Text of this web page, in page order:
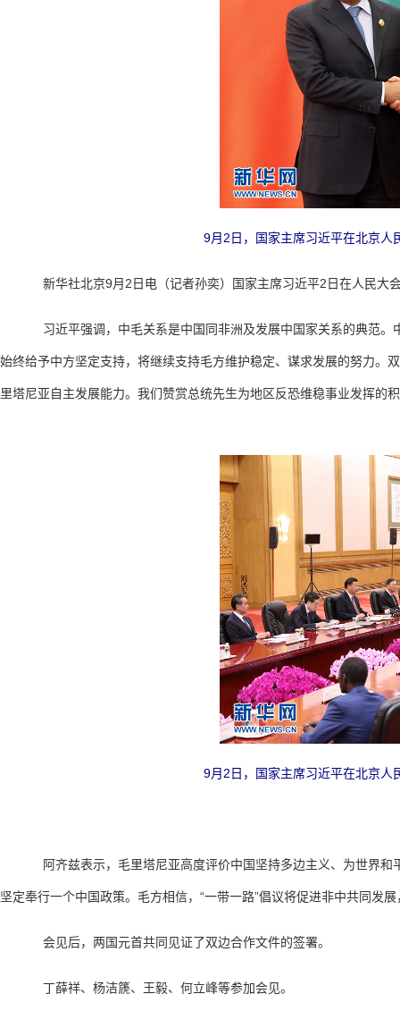
9月2日，国家主席习近平在北京人
新华社北京9月2日电（记者孙奕）国家主席习近平2日在人民大
习近平强调，中毛关系是中国同非洲及发展中国家关系的典范。
始终给予中方坚定支持，将继续支持毛方维护稳定、谋求发展的努力。
里塔尼亚自主发展能力。我们赞赏总统先生为地区反恐维稳事业发挥的
9月2日，国家主席习近平在北京人
阿齐兹表示，毛里塔尼亚高度评价中国坚持多边主义、为世界和
坚定奉行一个中国政策。毛方相信，“一带一路”倡议将促进非中共同发
会见后，两国元首共同见证了双边合作文件的签署。
丁薛祥、杨洁篪、王毅、何立峰等参加会见。